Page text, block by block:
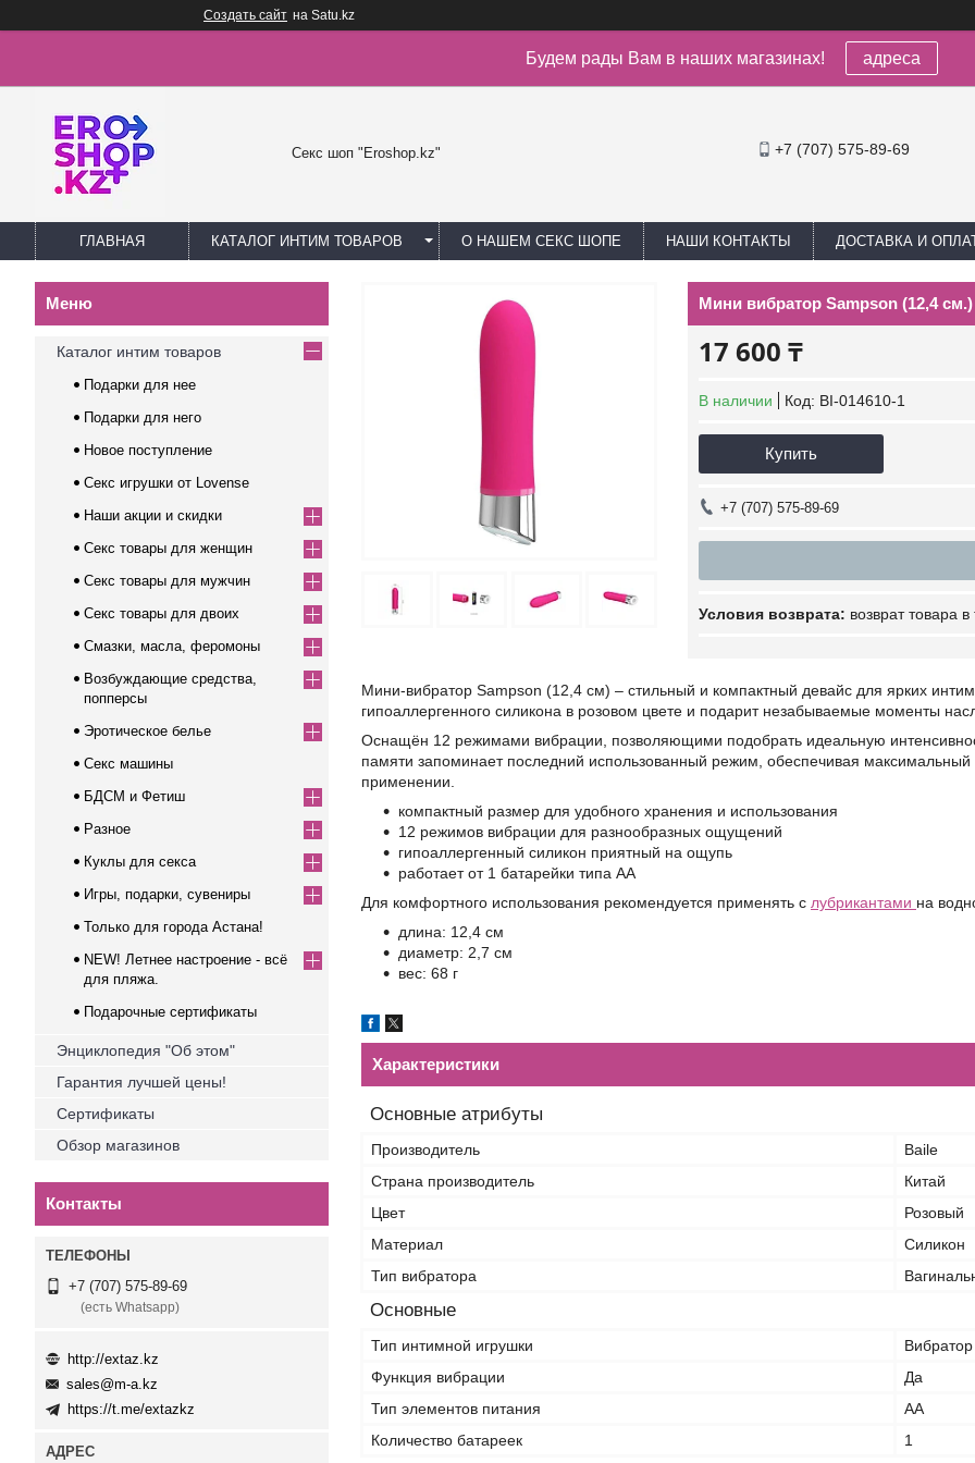
Создать сайт на Satu.kz
Будем рады Вам в наших магазинах! адреса
Секс шоп "Eroshop.kz" +7 (707) 575-89-69
ГЛАВНАЯ КАТАЛОГ ИНТИМ ТОВАРОВ О НАШЕМ СЕКС ШОПЕ НАШИ КОНТАКТЫ ДОСТАВКА И
Мини вибратор Sampson (12,4 см.)
17 600 ₸
В наличии Код: BI-014610-1
Купить
+7 (707) 575-89-69
возврат товара
Мини-вибратор Sampson (12,4 см) – стильный и компактный девайс для ярких
гипоаллергенного силикона в розовом цвете и подарит незабываемые моменты
Оснащён 12 режимами вибрации, позволяющими подобрать идеальную
памяти запоминает последний использованный режим, обеспечивая
применении.
компактный размер для удобного хранения и использования
12 режимов вибрации для разнообразных ощущений
гипоаллергенный силикон приятный на ощупь
работает от 1 батарейки типа АА
Для комфортного использования рекомендуется применять с лубрикантами на
длина: 12,4 см
диаметр: 2,7 см
вес: 68 г
Характеристики
Основные атрибуты
Производитель
Baile
Страна производитель
Китай
Цвет
Розовый
Материал
Силикон
Тип вибратора
Основные
Тип интимной игрушки
Вибратор
Функция вибрации
Да
Тип элементов питания
AA
Количество батареек
1
Каталог интим товаров
Подарки для нее
Подарки для него
Новое поступление
Секс игрушки от Lovense
Наши акции и скидки
Секс товары для женщин
Секс товары для мужчин
Секс товары для двоих
Смазки, масла, феромоны
Возбуждающие средства,
попперсы
Эротическое белье
Секс машины
БДСМ и Фетиш
Разное
Куклы для секса
Игры, подарки, сувениры
Только для города Астана!
NEW! Летнее настроение - всё
для пляжа.
Подарочные сертификаты
Энциклопедия "Об этом"
Гарантия лучшей цены!
Сертификаты
Обзор магазинов
Контакты
+7 (707) 575-89-69
(есть Whatsapp)
http://extaz.kz
sales@m-a.kz
https://t.me/extazkz